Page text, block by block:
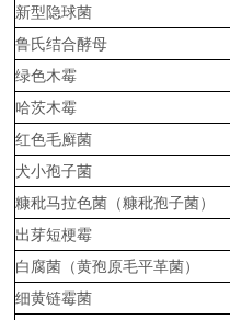
新型隐球菌
鲁氏结合酵母
绿色木霉
哈茨木霉
红色毛廯菌
犬小孢子菌
糠秕马拉色菌（糠秕孢子菌）
出芽短梗霉
白腐菌（黄孢原毛平革菌）
细黄链霉菌